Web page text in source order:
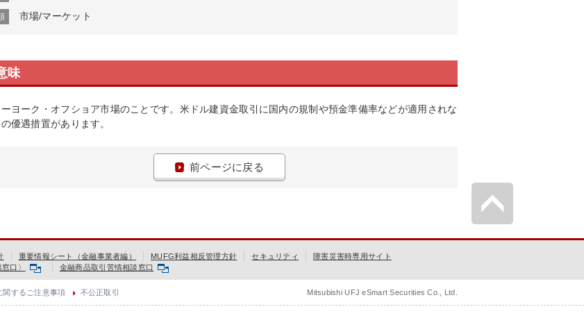
市場/マーケット
味
ヨーク・オフショア市場のことです。米ドル建資金取引に国内の規制や預金準備率などが適用されな
優遇措置があります。
前ページに戻る
重要情報シート（金融事業者編） MUFG利益相反管理方針 セキュリティ
障害災害時専用サイト
口〉 金融商品取引苦情相談窓口
関するご注意事項 不公正取引 Mitsubishi UFJ eSmart Securities Co., Ltd.